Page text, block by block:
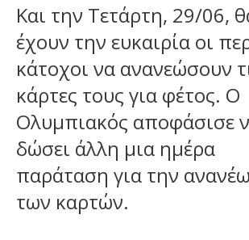
Και την Τετάρτη, 29/06,
έχουν την ευκαιρία οι
κάτοχοι να ανανεώσουν
κάρτες τους για φέτος. Ο
Ολυμπιακός αποφάσισε
δώσει άλλη μια ημέρα
παράταση για την
των καρτών.